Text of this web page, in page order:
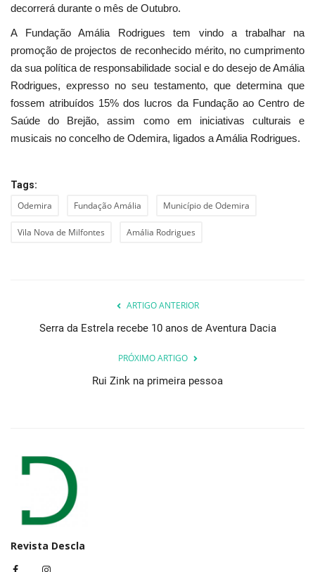
decorrerá durante o mês de Outubro.
A Fundação Amália Rodrigues tem vindo a trabalhar na
promoção de projectos de reconhecido mérito, no cumprimento
da sua política de responsabilidade social e do desejo de Amália
Rodrigues, expresso no seu testamento, que determina que
fossem atribuídos 15% dos lucros da Fundação ao Centro de
Saúde do Brejão, assim como em iniciativas culturais e
musicais no concelho de Odemira, ligados a Amália Rodrigues.
Tags:
Odemira Fundação Amália Município de Odemira
Vila Nova de Milfontes Amália Rodrigues
ARTIGO ANTERIOR
Serra da Estrela recebe 10 anos de Aventura Dacia
PRÓXIMO ARTIGO
Rui Zink na primeira pessoa
Revista Descla